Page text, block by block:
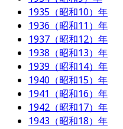
1935（昭和10）年
1936（昭和11）年
1937（昭和12）年
1938（昭和13）年
1939（昭和14）年
1940（昭和15）年
1941（昭和16）年
1942（昭和17）年
1943（昭和18）年